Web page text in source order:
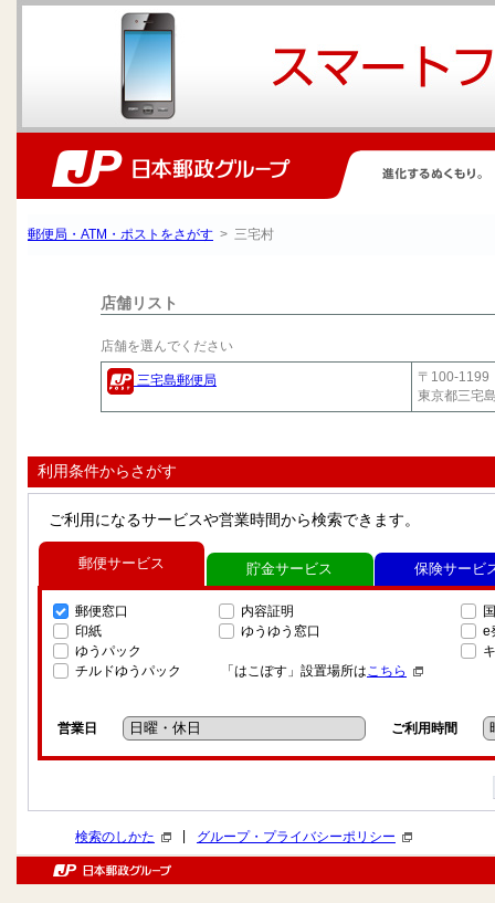
郵便局・ATM・ポストをさがす > 三宅村
店舗リスト
店舗を選んでください
三宅島郵便局
〒100-1199
東京都三宅
利用条件からさがす
ご利用になるサービスや営業時間から検索できます。
郵便サービス
郵便窓口
印紙
ゆうパック
チルドゆうパック
内容証明
ゆうゆう窓口
「はこぽす」設置場所はこちら
e
営業日 ご利用時間
貯金サービス 保険サービ
検索のしかた グループ・プライバシーポリシー